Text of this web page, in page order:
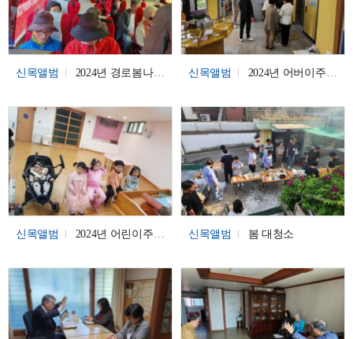
신목앨범 2024년 경로봄나들이 신목앨범 2024년 어버이주일 꽃달아드리기
신목앨범 2024년 어린이주일 축복기도 / 유아세례 신목앨범 봄 대청소